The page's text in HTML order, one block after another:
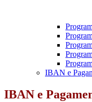
IBAN e
IBAN e